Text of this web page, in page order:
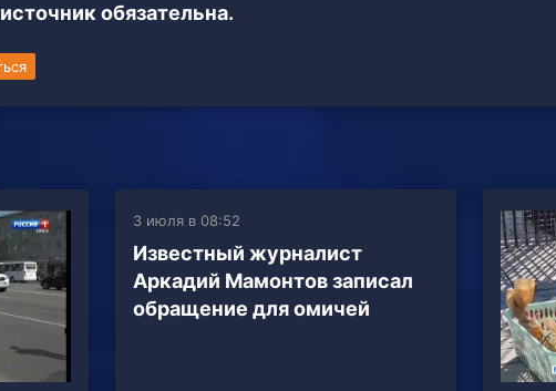
обязательна.
3 июля в 08:52
Известный журналист
Аркадий Мамонтов записал
обращение для омичей